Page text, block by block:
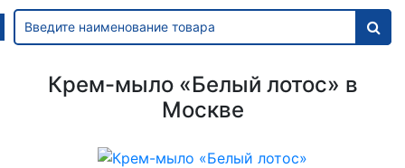
Крем-мыло «Белый лотос» в
Москве